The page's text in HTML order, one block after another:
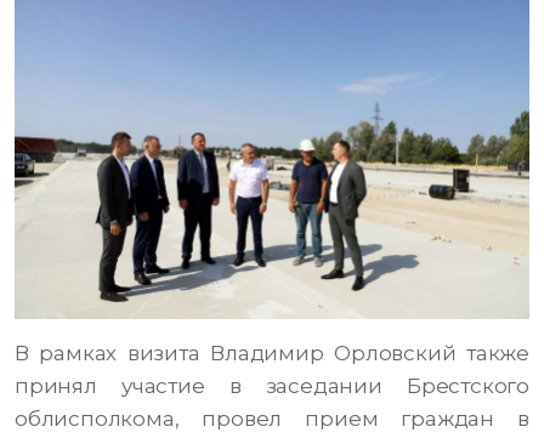
В рамках визита Владимир Орловский также
принял участие в заседании Брестского
облисполкома, провел прием граждан в